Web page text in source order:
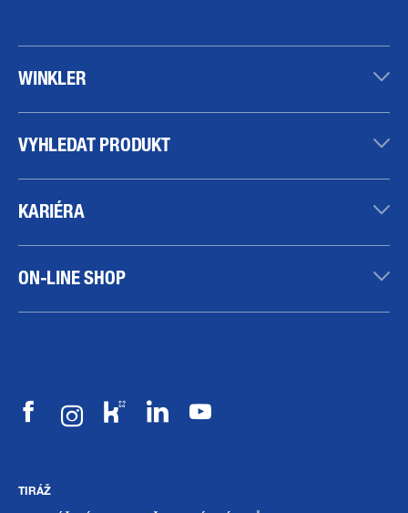
WINKLER
VYHLEDAT PRODUKT
KARIÉRA
ON-LINE SHOP
TIRÁŽ